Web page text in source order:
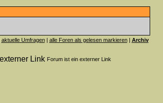
aktuelle Umfragen| alle Foren als gelesen markieren| Archiv
Forum ist ein externer Link